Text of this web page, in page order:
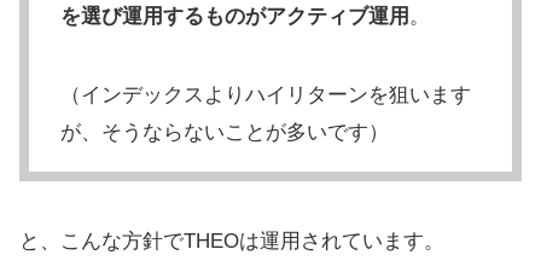
を選び運用するものがアクティブ運用 。
（インデックスよりハイリターンを狙います
が、そうならないことが多いです）
と、こんな方針でTHEOは運用されています。